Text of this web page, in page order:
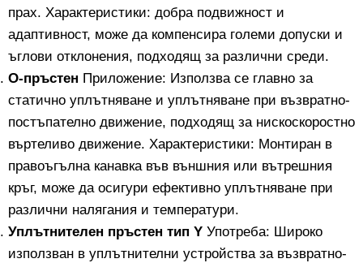
прах. Характеристики: добра подвижност и
адаптивност, може да компенсира големи допуски и
ъглови отклонения, подходящ за различни среди.
О-пръстен Приложение: Използва се главно за
статично уплътняване и уплътняване при възвратно-
постъпателно движение, подходящ за нискоскоростно
въртеливо движение. Характеристики: Монтиран в
правоъгълна канавка във външния или вътрешния
кръг, може да осигури ефективно уплътняване при
различни налягания и температури.
Уплътнителен пръстен тип Y Употреба: Широко
използван в уплътнителни устройства за възвратно-